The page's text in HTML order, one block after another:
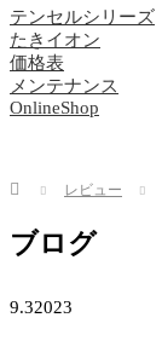
テンセルシリーズ
たきイオン
価格表
メンテナンス
OnlineShop
Home レビュー
ブログ
9.32023